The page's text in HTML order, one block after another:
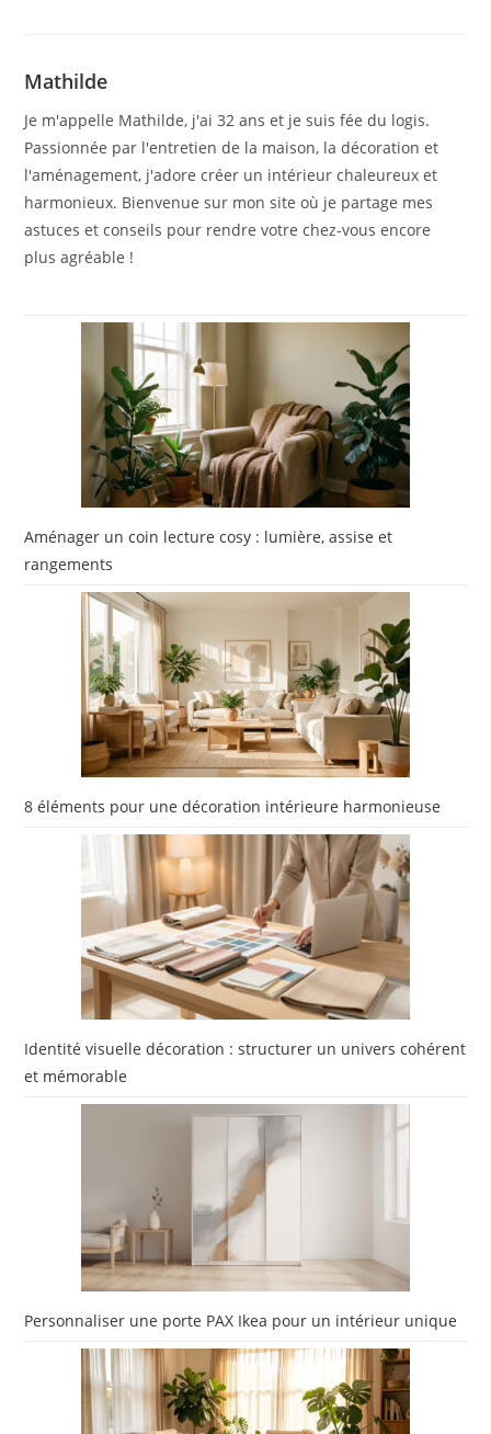
Mathilde
Je m'appelle Mathilde, j'ai 32 ans et je suis fée du logis.
Passionnée par l'entretien de la maison, la décoration et
l'aménagement, j'adore créer un intérieur chaleureux et
harmonieux. Bienvenue sur mon site où je partage mes
astuces et conseils pour rendre votre chez-vous encore
plus agréable !
Aménager un coin lecture cosy : lumière, assise et
rangements
8 éléments pour une décoration intérieure harmonieuse
Identité visuelle décoration : structurer un univers cohérent
et mémorable
Personnaliser une porte PAX Ikea pour un intérieur unique